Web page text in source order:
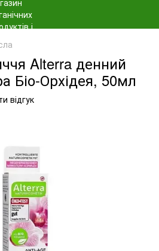
Alterra денний
Біо-Орхідея, 50мл
відгук